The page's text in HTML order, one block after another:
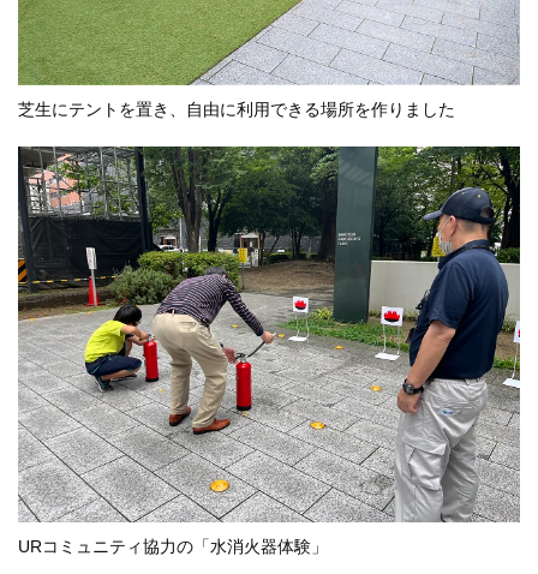
芝生にテントを置き、自由に利用できる場所を作りました
URコミュニティ協力の「水消火器体験」